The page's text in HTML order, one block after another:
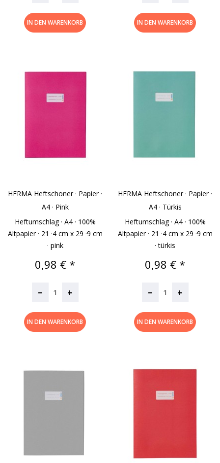
IN DEN WARENKORB IN DEN WARENKORB
HERMA Heftschoner · Papier ·
A4 · Pink
Heftumschlag · A4 · 100%
Altpapier · 21 ·4 cm x 29 ·9 cm
· pink
Preis
0,98 € *
– +
IN DEN WARENKORB
HERMA Heftschoner · Papier ·
A4 · Türkis
Heftumschlag · A4 · 100%
Altpapier · 21 ·4 cm x 29 ·9 cm
· türkis
Preis
0,98 € *
– +
IN DEN WARENKORB